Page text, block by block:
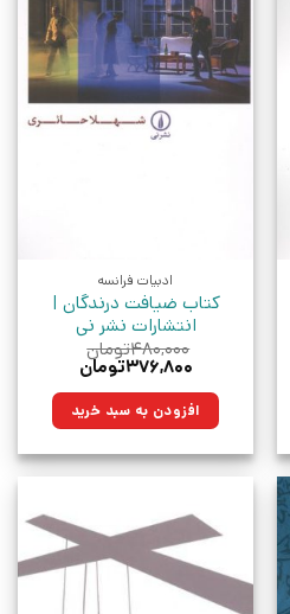
ادبیات فرانسه
کتاب ضیافت درندگان |
انتشارات نشر نی
۴۸۰,۰۰۰تومان
قیمت
۴۸۰,۰۰۰تومان
بود.
۳۷۶,۸۰۰تومان
۳۷۶,۸۰۰تومان.افزودن به سبد خرید